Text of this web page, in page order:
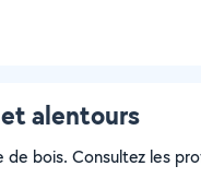
alentours
bois. Consultez les